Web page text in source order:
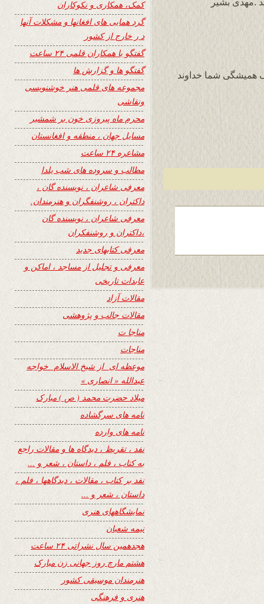
همیشگی شما خداوند
کمک، همکاری و نکوکاران
گرد همایی های افغانها و مشکلات آنها
د ر خارج از کشور
گفتگو با همکاران قلمی ۲۴ ساعت
گفتگو ها و گزارش ها
مجموعه های قلمی هنر خوشنویسی
ونقاشی
محرم ماه پیروزی خون بر شمشیر
مسایل جهان ، منطقه و افغانستان
مشاعره ۲۴ ساعت
مطالب و سروده های شب یلدا
معرفی شاعران ، نویسنده گان ،
داکتران ، روشنفگران و هنرمندان.
معرفی شاعران ، نویسنده گان
،داکتران و روشنفکران
معرفی کتابهای جدید
معرفی و تجلیل از مساجد ، اماکن و
عابدات تاریخی
مقالات آزاد
مقالات جالب و پژوهشی
مناجا ت
مناجات
موعظه ای از شیخ الاسلام خواجه
عبدالله « انصاری »
میلاد حضرت محمد ( ص ) مبارک
نامه های سرگشاده
نامه های وارده
نفد ، تقریظ ، دیدگاه ها و مقالات راجع
به کتاب ، فلم ، داستان ، شعر و …
نفد بر کتاب ، مقالات ، دیدگاهها ، فلم ،
داستان ، شعر و …
نمایشگاههای هنری
نیمه شعبان
هجدهمین سال نشراتی ۲۴ ساعت
هشتم مارچ روز جهانی زن مبارک
هنرمندان موسیقی کشور
هنری و فرهنگی